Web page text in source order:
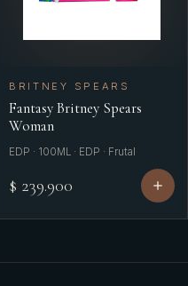
BRITNEY SPEARS
Fantasy Britney Spears
Woman
EDP · 100ML · EDP · Frutal
$ 239.900